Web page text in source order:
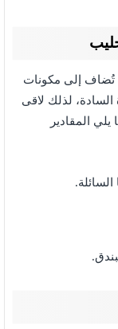
تُضاف إلى مكونات
لذلك لاقى
المقادير
السائلة.